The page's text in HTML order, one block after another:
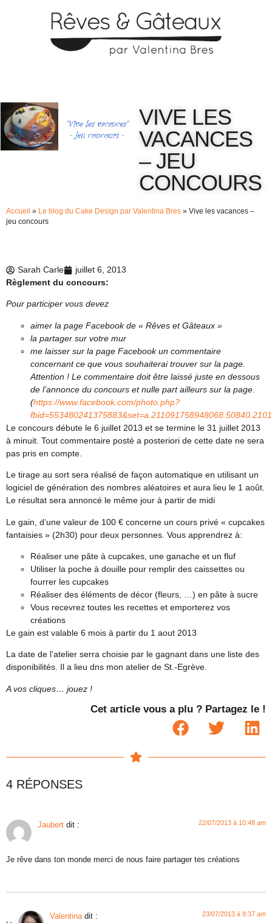
VIVE LES
VACANCES
– JEU
CONCOURS
Accueil » Le blog du Cake Design par Valentina Bres » Vive les vacances –
jeu concours
Sarah Carle
juillet 6, 2013
Règlement du concours:
Pour participer vous devez
aimer la page Facebook de « Rêves et Gâteaux »
la partager sur votre mur
me laisser sur la page Facebook un commentaire
concernant ce que vous souhaiterai trouver sur la page.
Attention ! Le commentaire doit être laissé juste en dessous
de l’annonce du concours et nulle part ailleurs sur la page.
(https://www.facebook.com/photo.php?
Le concours débute le 6 juillet 2013 et se termine le 31 juillet 2013
à minuit. Tout commentaire posté a posteriori de cette date ne sera
pas pris en compte.
Le tirage au sort sera réalisé de façon automatique en utilisant un
logiciel de génération des nombres aléatoires et aura lieu le 1 août.
Le résultat sera annoncé le même jour à partir de midi
Le gain, d’une valeur de 100 € concerne un cours privé « cupcakes
fantaisies » (2h30) pour deux personnes. Vous apprendrez à:
Réaliser une pâte à cupcakes, une ganache et un fluf
Utiliser la poche à douille pour remplir des caissettes ou
fourrer les cupcakes
Réaliser des éléments de décor (fleurs, …) en pâte à sucre
Vous recevrez toutes les recettes et emporterez vos
créations
Le gain est valable 6 mois à partir du 1 aout 2013
La date de l’atelier serra choisie par le gagnant dans une liste des
disponibilités. Il a lieu dns mon atelier de St.-Egrève.
A vos cliques… jouez !
Cet article vous a plu ? Partagez le !
4 RÉPONSES
Jaubert dit : 22/07/2013 à 10:48 am
Je rêve dans ton monde merci de nous faire partager tes créations
Valentina dit : 23/07/2013 à 8:37 am